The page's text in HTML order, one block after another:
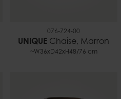
076-724-00
UNIQUE Chaise, Marron
~W36xD42xH48/76 cm